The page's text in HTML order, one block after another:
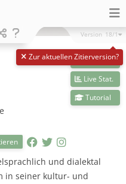
Zur aktuellen Zitierversion?
Version 18/1
Livedaten
Live Stat.
Tutorial
und dialektal
in seiner kultur- und